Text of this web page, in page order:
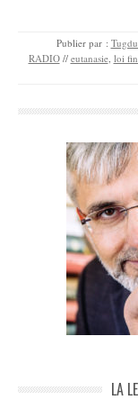
Publier par :
RADIO // eutanasie, loi
LA